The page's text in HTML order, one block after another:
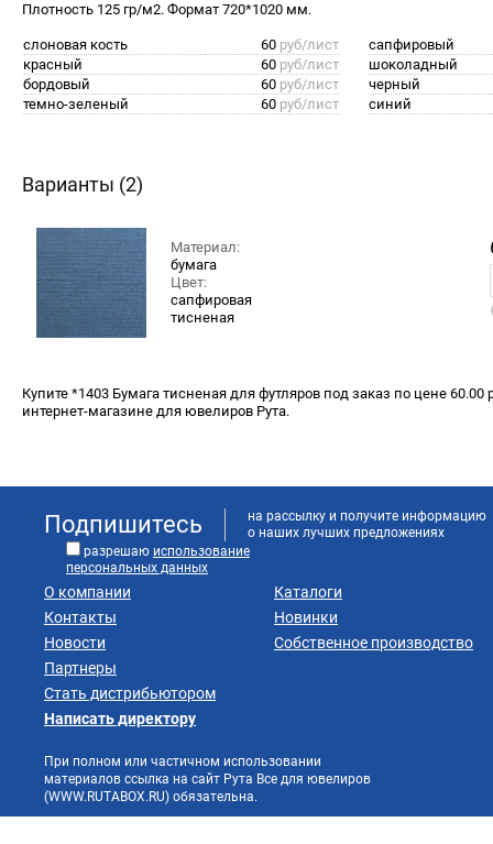
Плотность 125 гр/м2. Формат 720*1020 мм.
слоновая кость 60 руб/лист
сапфировый
красный
60 руб/лист
шоколадный
бордовый
60 руб/лист
черный
темно-зеленый
60 руб/лист синий
Варианты (2)
Материал:
бумага
Цвет:
сапфировая
тисненая
Купите *1403 Бумага тисненая для футляров под заказ по цене 60.00
интернет-магазине для ювелиров Рута.
Подпишитесь
на рассылку и получите информацию
о наших лучших предложениях
разрешаю использование
персональных данных
О компании
Контакты
Новости
Партнеры
Стать дистрибьютором
Каталоги
Новинки
Собственное производство
Написать директору
При полном или частичном использовании
материалов ссылка на сайт Рута Все для ювелиров
(WWW.RUTABOX.RU) обязательна.